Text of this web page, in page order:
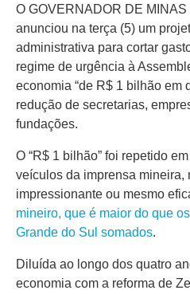
O GOVERNADOR DE
anunciou na terça (5) um
administrativa para cortar
regime de urgência à
economia “de R$ 1 bilhão em
redução de secretarias,
fundações.
O “R$ 1 bilhão” foi repetido
veículos da imprensa mineira,
impressionante ou mesmo
mineiro, que é maior do que
Grande do Sul somados.
Diluída ao longo dos quatro
economia com a reforma de